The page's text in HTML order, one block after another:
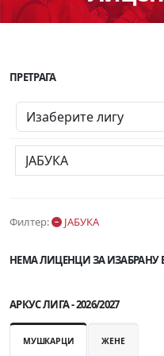
Филтер: ЈАБУКА
НЕМА ЛИЦЕНЦИ ЗА ИЗАБРАНУ
ПРЕТРАГА
АРКУС ЛИГА - 2026/2027
МУШКАРЦИ ЖЕНЕ